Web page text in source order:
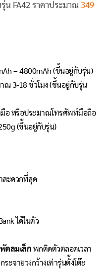
น FA42 ราคาประมาณ 349
– 4800mAh (ขึ้นอยู่กับรุ่น)
าณ 3-18 ชั่วโมง (ขึ้นอยู่กับรุ่น
มือ หรือประมาณโทรศัพท์มือถือ
(ขึ้นอยู่กับรุ่น)
สะดวกที่สุด
ได้ในตัว
พัดลมเล็ก พกติดตัวตลอดเวลา
ระจายวงกว้างเท่ารุ่นตั้งโต๊ะ